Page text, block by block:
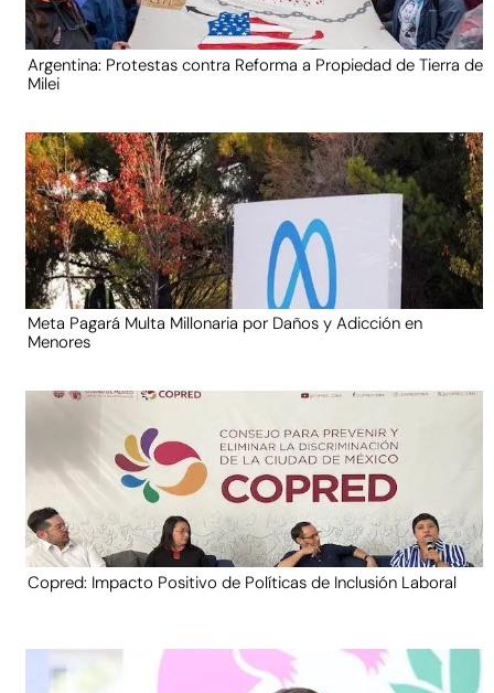
Argentina: Protestas contra Reforma a Propiedad de Tierra de
Milei
Meta Pagará Multa Millonaria por Daños y Adicción en
Menores
Copred: Impacto Positivo de Políticas de Inclusión Laboral